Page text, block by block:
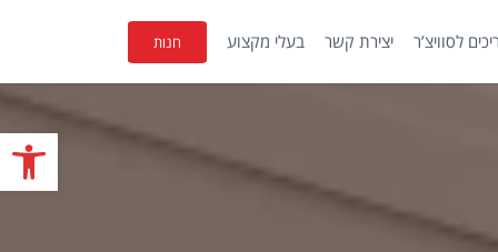
לסוויצ’ר יצירת קשר בעלי מקצוע חנות